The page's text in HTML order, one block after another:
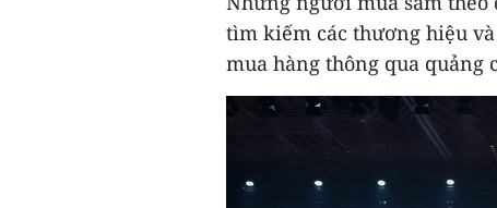
tìm kiếm các thương hiệu
mua hàng thông qua quảng